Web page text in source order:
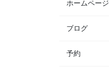
ホームページ
ブログ
予約